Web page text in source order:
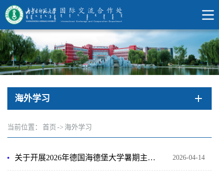
海外学习
当前位置： 首页 -> 海外学习
2026-04-14
关于开展2026年德国海德堡大学暑期主题访学项目报名通知